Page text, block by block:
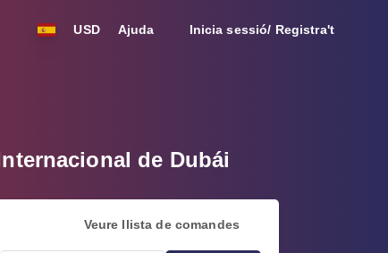
USD Ajuda Inicia sessió/ Registra't
de Dubái
Veure llista de comandes